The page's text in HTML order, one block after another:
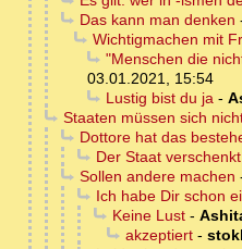
Das kann man denken
Wichtigmachen mit
"Menschen die
03.01.2021, 15:54
Lustig bist du ja-
Staaten müssen sich
Dottore hat das
Der Staat
Sollen andere machen
Ich habe Dir schon
Keine Lust-
akzeptiert-